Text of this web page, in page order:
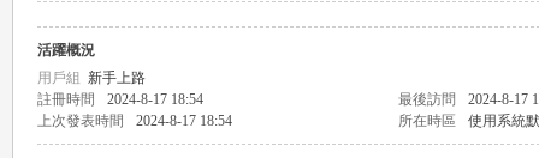
活躍概況
用戶組 新手上路
註冊時間
2024-8-17 18:54 最後訪問
2024-8-17
上次發表時間
2024-8-17 18:54 所在時區 使用系統